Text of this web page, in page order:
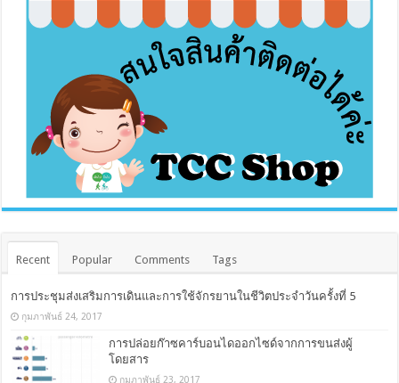
Recent Popular Comments Tags
การประชุมส่งเสริมการเดินและการใช้จักรยานในชีวิตประจำวันครั้งที่ 5
กุมภาพันธ์ 24, 2017
การปล่อยก๊าซคาร์บอนไดออกไซด์จากการขนส่งผู้
โดยสาร
กุมภาพันธ์ 23, 2017